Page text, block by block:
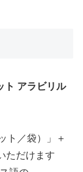
ト アラビリル
ト／袋）」＋
ただけます